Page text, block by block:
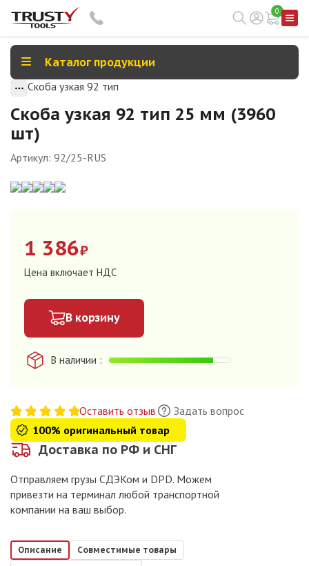
0
Каталог продукции
Скоба узкая 92 тип
Скоба узкая 92 тип 25 мм (3960
шт)
Артикул: 92/25-RUS
1 386₽
Цена включает НДС
В корзину
В наличии
Оставить отзыв
Задать вопрос
100% оригинальный товар
Доставка по РФ и СНГ
Отправляем грузы СДЭКом и DPD. Можем
привезти на терминал любой транспортной
компании на ваш выбор.
Описание
Совместимые товары